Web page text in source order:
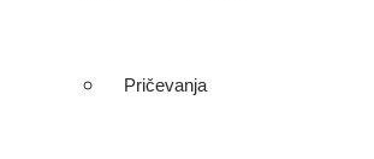
Pričevanja